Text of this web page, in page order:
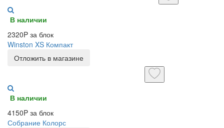
В наличии
2320P за блок
Winston XS Компакт
Отложить в магазине
В наличии
4150P за блок
Собрание Колорс